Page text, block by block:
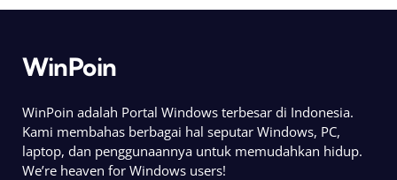
WinPoin
WinPoin adalah Portal Windows terbesar di Indonesia.
Kami membahas berbagai hal seputar Windows, PC,
laptop, dan penggunaannya untuk memudahkan hidup.
We’re heaven for Windows users!